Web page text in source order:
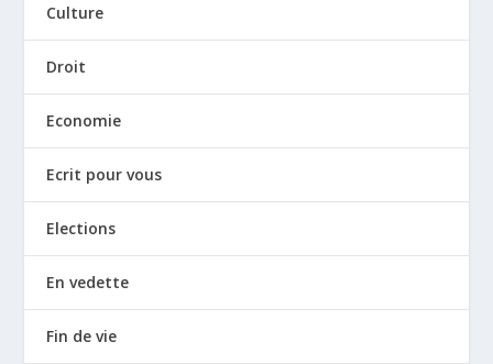
Culture
Droit
Economie
Ecrit pour vous
Elections
En vedette
Fin de vie